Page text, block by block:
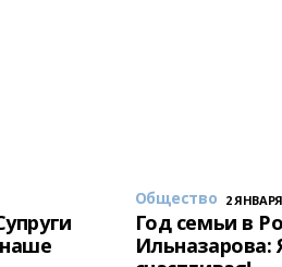
Общество 2 ЯНВАРЯ
Год семьи в
Ильназарова: